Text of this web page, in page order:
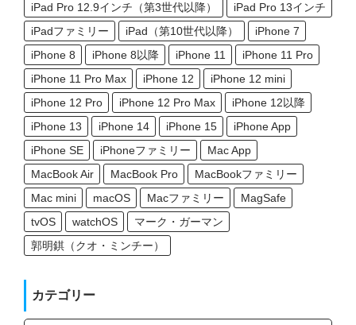
iPad Pro 12.9インチ（第3世代以降）
iPad Pro 13インチ
iPadファミリー
iPad（第10世代以降）
iPhone 7
iPhone 8
iPhone 8以降 iPhone 11
iPhone 11 Pro
iPhone 11 Pro Max
iPhone 12
iPhone 12 mini
iPhone 12 Pro
iPhone 12 Pro Max
iPhone 12以降
iPhone 13
iPhone 14 iPhone 15
iPhone App
iPhone SE
iPhoneファミリー
Mac App
MacBook Air
MacBook Pro
MacBookファミリー
Mac mini
macOS Macファミリー
MagSafe
tvOS
watchOS
マーク・ガーマン
郭明錤（クオ・ミンチー）
カテゴリー
カ